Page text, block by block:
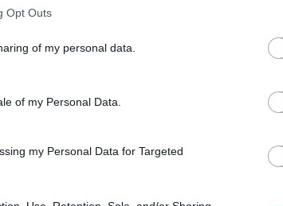
Opt Outs
of my personal data.
of my Personal Data.
my Personal Data for Targeted
komplex
üzleti
célja,
több
hosszú